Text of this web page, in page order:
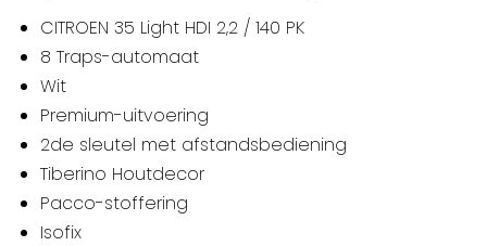
CITROEN 35 Light HDI 2,2 / 140 PK
8 Traps-automaat
Wit
Premium-uitvoering
2de sleutel met afstandsbediening
Tiberino Houtdecor
Pacco-stoffering
Isofix